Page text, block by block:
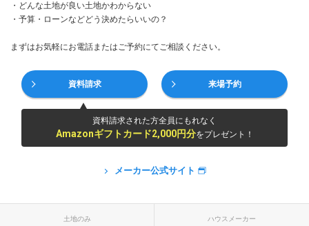
・どんな土地が良い土地かわからない
・予算・ローンなどどう決めたらいいの？
まずはお気軽にお電話またはご予約にてご相談ください。
資料請求 来場予約
資料請求された方全員にもれなく
Amazonギフトカード2,000円分をプレゼント！
メーカー公式サイト
土地のみ ハウスメーカー